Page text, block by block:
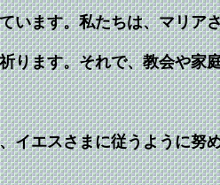
います。私たちは、マリア
ります。それで、教会や家
イエスさまに従うように努